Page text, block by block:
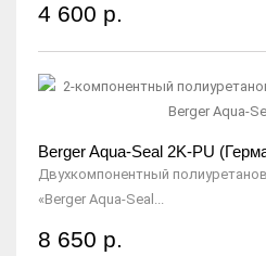
4 600 р.
Berger Aqua-Seal 2K-PU
Двухкомпонентный
«Berger Aqua-Seal...
8 650 р.